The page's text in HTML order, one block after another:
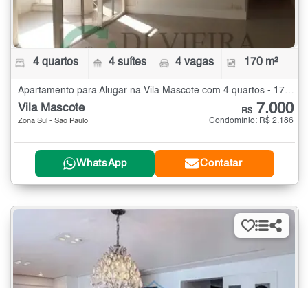
4 quartos 4 suítes 4 vagas 170 m²
Vila Mascote
Zona Sul - São Paulo
R$ 7.000
Condomínio: R$ 2.186
WhatsApp Contatar